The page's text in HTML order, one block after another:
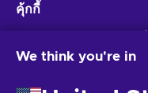
คุ้กกี้
รวบรวมและวิเคราะห์ข้อมู
บุคคลของคุณอาจถูกนำไปใ
We think you're in